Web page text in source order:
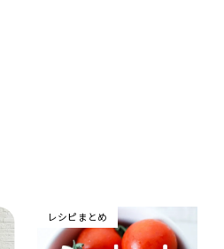
レシピまとめ